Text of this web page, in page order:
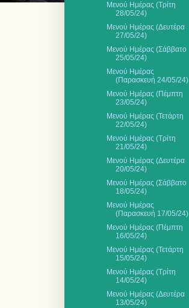
Μενού Ημέρας (Τρίτη
28/05/24)
Μενού Ημέρας (Δευτέρα
27/05/24)
Μενού Ημέρας (Σάββατο
25/05/24)
Μενού Ημέρας
(Παρασκευή 24/05/24)
Μενού Ημέρας (Πέμπτη
23/05/24)
Μενού Ημέρας (Τετάρτη
22/05/24)
Μενού Ημέρας (Τρίτη
21/05/24)
Μενού Ημέρας (Δευτέρα
20/05/24)
Μενού Ημέρας (Σάββατο
18/05/24)
Μενού Ημέρας
(Παρασκευή 17/05/24)
Μενού Ημέρας (Πέμπτη
16/05/24)
Μενού Ημέρας (Τετάρτη
15/05/24)
Μενού Ημέρας (Τρίτη
14/05/24)
Μενού Ημέρας (Δευτέρα
13/05/24)